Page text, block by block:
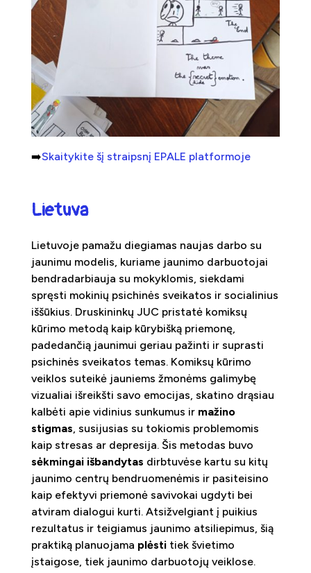
➡️Skaitykite šį straipsnį EPALE platformoje
Lietuva
Lietuvoje pamažu diegiamas naujas darbo su
jaunimu modelis, kuriame jaunimo darbuotojai
bendradarbiauja su mokyklomis, siekdami
spręsti mokinių psichinės sveikatos ir socialinius
iššūkius. Druskininkų JUC pristatė komiksų
kūrimo metodą kaip kūrybišką priemonę,
padedančią jaunimui geriau pažinti ir suprasti
psichinės sveikatos temas. Komiksų kūrimo
veiklos suteikė jauniems žmonėms galimybę
vizualiai išreikšti savo emocijas, skatino drąsiau
kalbėti apie vidinius sunkumus ir mažino
stigmas , susijusias su tokiomis problemomis
kaip stresas ar depresija. Šis metodas buvo
sėkmingai išbandytas dirbtuvėse kartu su kitų
jaunimo centrų bendruomenėmis ir pasiteisino
kaip efektyvi priemonė savivokai ugdyti bei
atviram dialogui kurti. Atsižvelgiant į puikius
rezultatus ir teigiamus jaunimo atsiliepimus, šią
praktiką planuojama plėsti tiek švietimo
įstaigose, tiek jaunimo darbuotojų veiklose.